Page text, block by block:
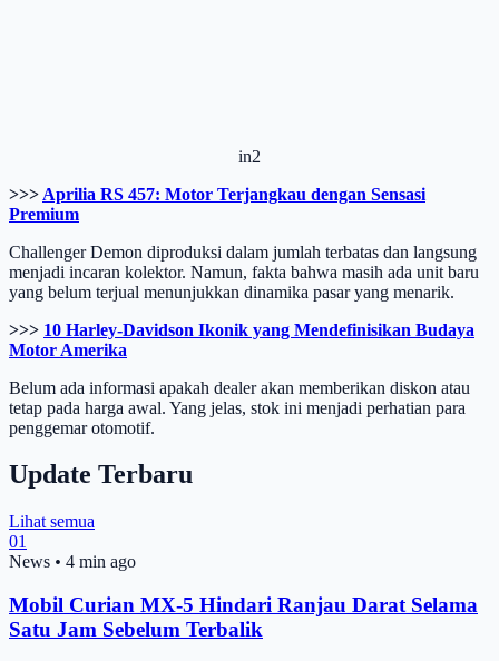
in2
>>> Aprilia RS 457: Motor Terjangkau dengan Sensasi
Premium
Challenger Demon diproduksi dalam jumlah terbatas dan langsung
menjadi incaran kolektor. Namun, fakta bahwa masih ada unit baru
yang belum terjual menunjukkan dinamika pasar yang menarik.
>>> 10 Harley-Davidson Ikonik yang Mendefinisikan Budaya
Motor Amerika
Belum ada informasi apakah dealer akan memberikan diskon atau
tetap pada harga awal. Yang jelas, stok ini menjadi perhatian para
penggemar otomotif.
Update Terbaru
Lihat semua
01
News • 4 min ago
Mobil Curian MX-5 Hindari Ranjau Darat Selama
Satu Jam Sebelum Terbalik